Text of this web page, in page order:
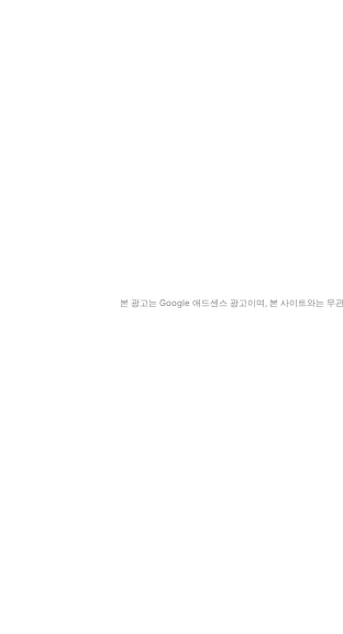
본 광고는 Google 애드센스 광고이며, 본 사이트와는 무